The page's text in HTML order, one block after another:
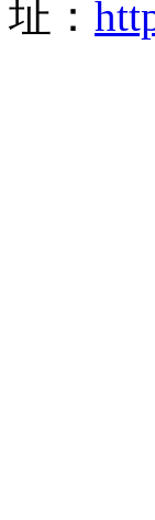
址：